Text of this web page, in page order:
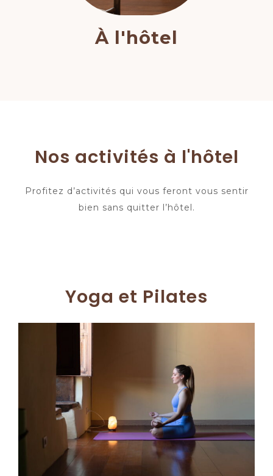
À l'hôtel
Nos activités à l'hôtel
Profitez d’activités qui vous feront vous sentir
bien sans quitter l’hôtel.
Yoga et Pilates